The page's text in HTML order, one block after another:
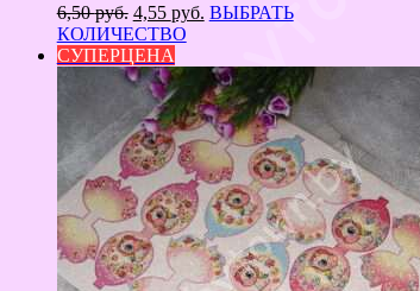
6,50руб. Первоначальная
цена
составляла
6,50 руб..
4,55 руб. Текущая
ВЫБРАТЬ
КОЛИЧЕСТВО
СУПЕРЦЕНА